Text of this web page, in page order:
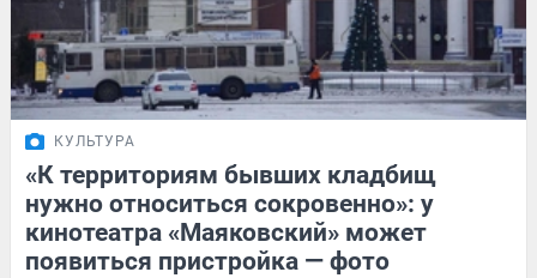
КУЛЬТУРА
«К территориям бывших кладбищ
нужно относиться сокровенно»: у
кинотеатра «Маяковский» может
появиться пристройка — фото